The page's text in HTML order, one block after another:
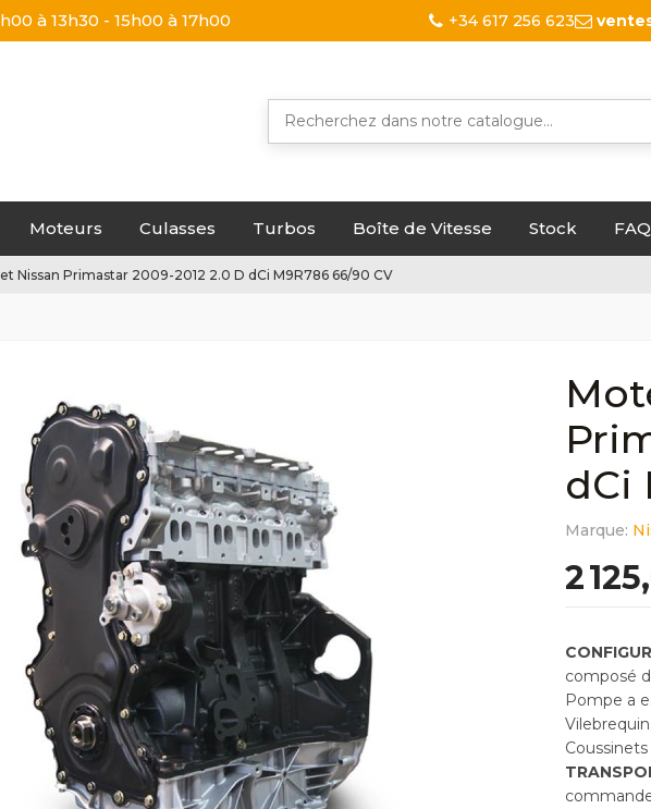
à 13h30 - 15h00 à 17h00 +34 617 256 623
Moteurs Culasses Turbos Boîte de Vitesse Stock FAQ
Nissan Primastar 2009-2012 2.0 D dCi M9R786 66/90 CV
dCi
Marque:
2
composé
Pompe a